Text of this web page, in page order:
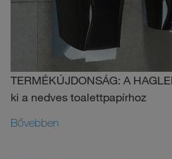
TERMÉKÚJDONSÁG: A
ki a nedves toalettpapírhoz
Bővebben